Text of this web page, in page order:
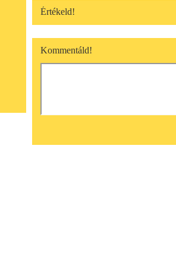
Értékeld!
Kommentáld!